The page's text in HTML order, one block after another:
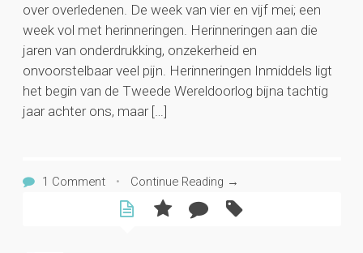
over overledenen. De week van vier en vijf mei; een
week vol met herinneringen. Herinneringen aan die
jaren van onderdrukking, onzekerheid en
onvoorstelbaar veel pijn. Herinneringen Inmiddels ligt
het begin van de Tweede Wereldoorlog bijna tachtig
jaar achter ons, maar […]
1 Comment • Continue Reading →